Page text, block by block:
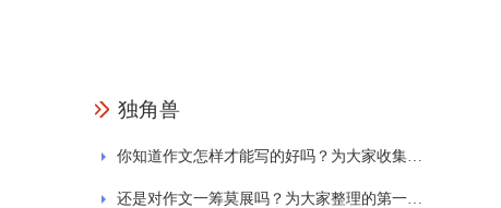
独角兽
你知道作文怎样才能写的好吗？为大家收集的一日游作文
还是对作文一筹莫展吗？为大家整理的第一次的作文